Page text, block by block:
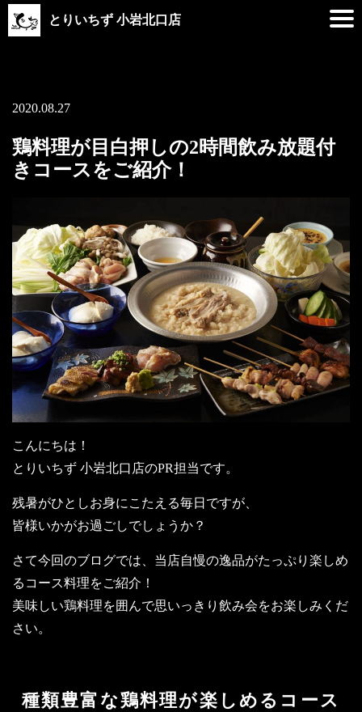
とりいちず 小岩北口店
2020.08.27
鶏料理が目白押しの2時間飲み放題付
きコースをご紹介！
こんにちは！
とりいちず 小岩北口店のPR担当です。
残暑がひとしお身にこたえる毎日ですが、
皆様いかがお過ごしでしょうか？
さて今回のブログでは、当店自慢の逸品がたっぷり楽しめ
るコース料理をご紹介！
美味しい鶏料理を囲んで思いっきり飲み会をお楽しみくだ
さい。
種類豊富な鶏料理が楽しめるコース